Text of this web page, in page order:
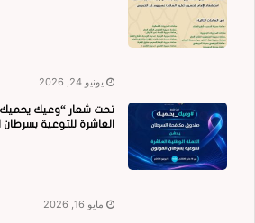
يونيو 24, 2026
تحت شعار “وعيك
العاشرة للتوعية بسرطان
مايو 16, 2026